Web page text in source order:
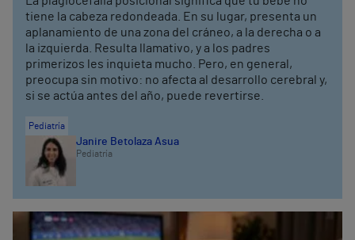
tiene la cabeza redondeada. En su lugar, presenta un
aplanamiento de una zona del cráneo, a la derecha o a
la izquierda. Resulta llamativo, y a los padres
primerizos les inquieta mucho. Pero, en general,
preocupa sin motivo: no afecta al desarrollo cerebral y,
si se actúa antes del año, puede revertirse.
Pediatría
Janire Betolaza Asua
Pediatría